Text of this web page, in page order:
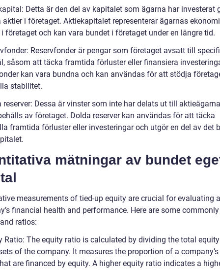
Detta är den del av kapitalet som ägarna har investerat
aktier i företaget. Aktiekapitalet representerar ägarnas
företaget och kan vara bundet i företaget under en längre tid.
Reservfonder är pengar som företaget avsatt till
såsom att täcka framtida förluster eller finansiera
kan vara bundna och kan användas för att stödja
stabilitet.
reserver: Dessa är vinster som inte har delats ut till
av företaget. Dolda reserver kan användas för att täcka
framtida förluster eller investeringar och utgör en del av det
mätningar av bundet
measurements of tied-up equity are crucial for evaluating a
financial health and performance. Here are some
ratios:
Ratio: The equity ratio is calculated by dividing the total
of the company. It measures the proportion of a
are financed by equity. A higher equity ratio indicates a